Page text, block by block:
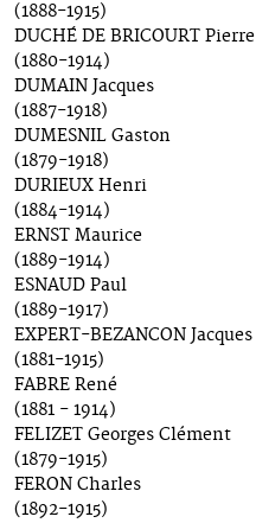
(1888-1915)
DUCHÉ DE BRICOURT Pierre
(1880-1914)
DUMAIN Jacques
(1887-1918)
DUMESNIL Gaston
(1879-1918)
DURIEUX Henri
(1884-1914)
ERNST Maurice
(1889-1914)
ESNAUD Paul
(1889-1917)
EXPERT-BEZANCON Jacques
(1881-1915)
FABRE René
(1881 - 1914)
FELIZET Georges Clément
(1879-1915)
FERON Charles
(1892-1915)